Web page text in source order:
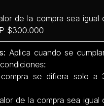
de la compra sea igual
$300.000
Aplica cuando se
se difiera solo a
de la compra sea igual